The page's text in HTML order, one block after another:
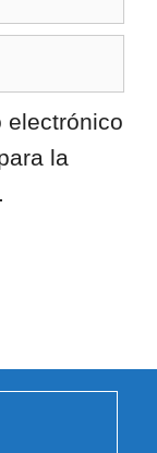
electrónico
la